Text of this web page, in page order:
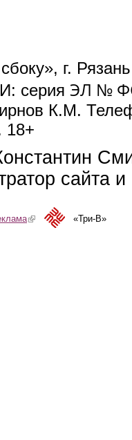
г.
серия ЭЛ №
К.М.
sends e-mail)
18+
сайта
(link is external)«Три-В»